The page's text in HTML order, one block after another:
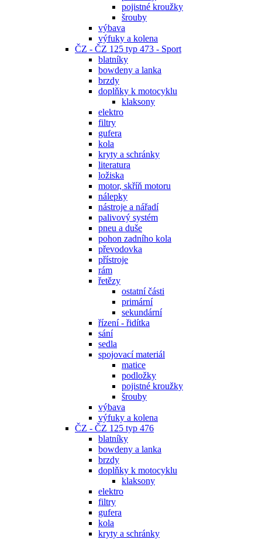
pojistné kroužky
šrouby
výbava
výfuky a kolena
ČZ - ČZ 125 typ 473 - Sport
blatníky
bowdeny a lanka
brzdy
doplňky k motocyklu
klaksony
elektro
filtry
gufera
kola
kryty a schránky
literatura
ložiska
motor, skříň motoru
nálepky
nástroje a nářadí
palivový systém
pneu a duše
pohon zadního kola
převodovka
přístroje
rám
řetězy
ostatní části
primární
sekundární
řízení - řidítka
sání
sedla
spojovací materiál
matice
podložky
pojistné kroužky
šrouby
výbava
výfuky a kolena
ČZ - ČZ 125 typ 476
blatníky
bowdeny a lanka
brzdy
doplňky k motocyklu
klaksony
elektro
filtry
gufera
kola
kryty a schránky